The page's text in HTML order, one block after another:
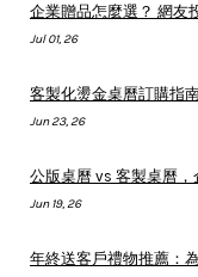
企業贈品怎麼選？ 網友
Jul 01, 26
客製化燙金桌曆訂購指
Jun 23, 26
公版桌曆 vs 客製桌曆，
Jun 19, 26
年終送客戶禮物推薦：